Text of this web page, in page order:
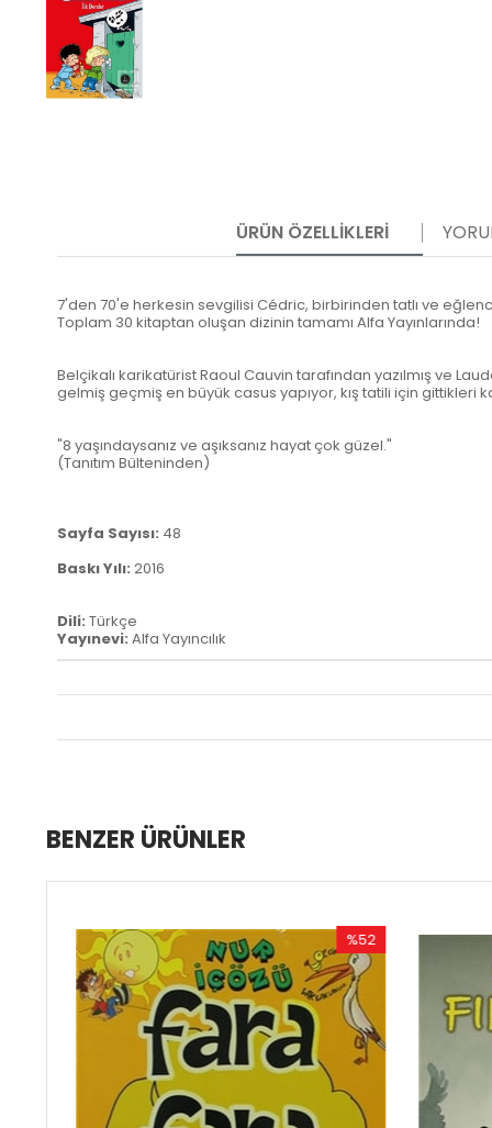
ÜRÜN ÖZELLIKLERI
7'den 70'e herkesin sevgilisi Cédric, birbirinden tatlı ve
Toplam 30 kitaptan oluşan dizinin tamamı Alfa Yayınlarında!
Belçikalı karikatürist Raoul Cauvin tarafından yazılmış ve
gelmiş geçmiş en büyük casus yapıyor, kış tatili için gittikleri
"8 yaşındaysanız ve aşıksanız hayat çok güzel."
(Tanıtım Bülteninden)
Sayfa Sayısı: 48
Baskı Yılı: 2016
Dili: Türkçe
Yayınevi: Alfa Yayıncılık
BENZER ÜRÜNLER
%52
İndirim
%52İndirim